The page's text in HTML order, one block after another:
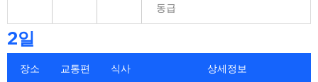
동급
2일
장소 교통편 식사 상세정보